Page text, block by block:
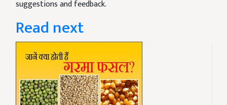
suggestions and feedback.
Read next